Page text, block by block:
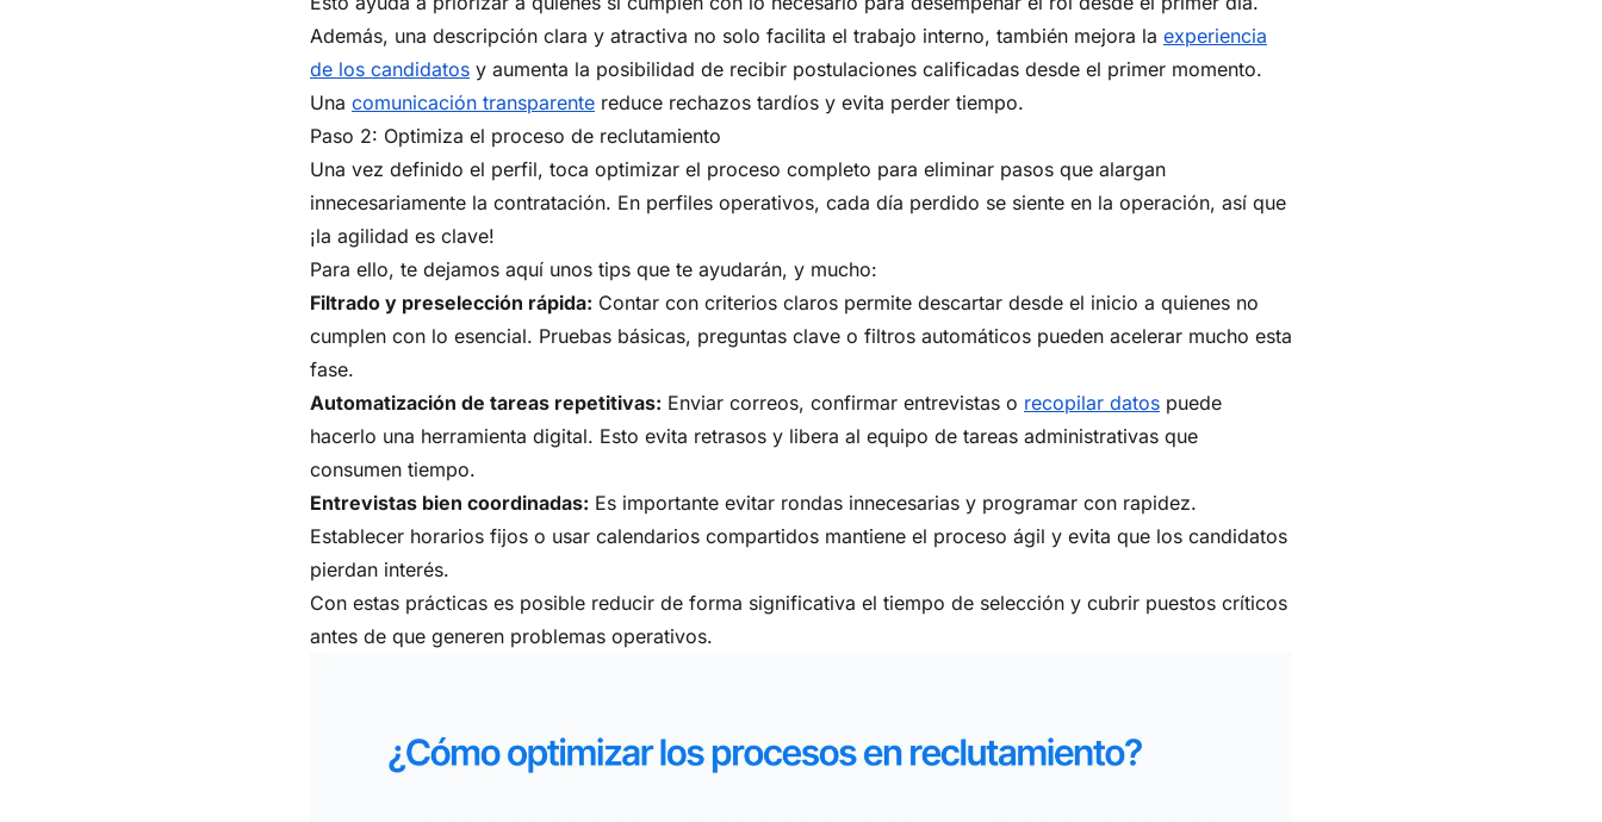
Además, una descripción clara y atractiva no solo facilita el trabajo interno, también mejora la experiencia
de los candidatos y aumenta la posibilidad de recibir postulaciones calificadas desde el primer momento.
Una comunicación transparente reduce rechazos tardíos y evita perder tiempo.
Paso 2: Optimiza el proceso de reclutamiento
Una vez definido el perfil, toca optimizar el proceso completo para eliminar pasos que alargan
innecesariamente la contratación. En perfiles operativos, cada día perdido se siente en la operación, así que
¡la agilidad es clave!
Para ello, te dejamos aquí unos tips que te ayudarán, y mucho:
Filtrado y preselección rápida: Contar con criterios claros permite descartar desde el inicio a quienes no
cumplen con lo esencial. Pruebas básicas, preguntas clave o filtros automáticos pueden acelerar mucho esta
fase.
Automatización de tareas repetitivas: Enviar correos, confirmar entrevistas o recopilar datos puede
hacerlo una herramienta digital. Esto evita retrasos y libera al equipo de tareas administrativas que
consumen tiempo.
Entrevistas bien coordinadas: Es importante evitar rondas innecesarias y programar con rapidez.
Establecer horarios fijos o usar calendarios compartidos mantiene el proceso ágil y evita que los candidatos
pierdan interés.
Con estas prácticas es posible reducir de forma significativa el tiempo de selección y cubrir puestos críticos
antes de que generen problemas operativos.